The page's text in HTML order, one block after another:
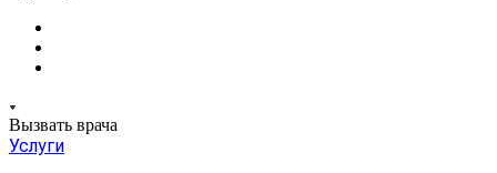
Вызвать врача
Услуги